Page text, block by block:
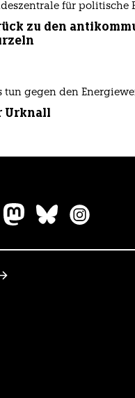
für politische
zu den
tun gegen den
Urknall